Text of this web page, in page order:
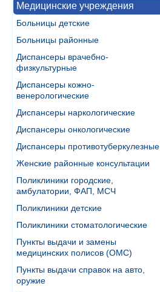
Медицинские учреждения
Больницы детские
Больницы районные
Диспансеры врачебно-
физкультурные
Диспансеры кожно-
венерологические
Диспансеры наркологические
Диспансеры онкологические
Диспансеры противотуберкулезные
Женские районные консультации
Поликлиники городские,
амбулатории, ФАП, МСЧ
Поликлиники детские
Поликлиники стоматологические
Пункты выдачи и замены
медицинских полисов (ОМС)
Пункты выдачи справок на авто,
оружие